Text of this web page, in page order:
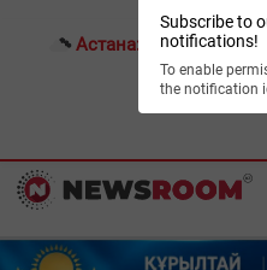
Subscribe to
notifications!
To enable
the notification
Астана: 22°C